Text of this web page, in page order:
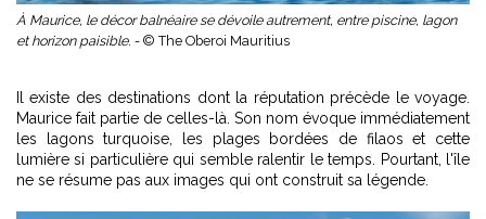
À Maurice, le décor balnéaire se dévoile autrement, entre piscine, lagon
et horizon paisible. - © The Oberoi Mauritius
Il existe des destinations dont la réputation précède le voyage.
Maurice fait partie de celles-là. Son nom évoque immédiatement
les lagons turquoise, les plages bordées de filaos et cette
lumière si particulière qui semble ralentir le temps. Pourtant, l'île
ne se résume pas aux images qui ont construit sa légende.